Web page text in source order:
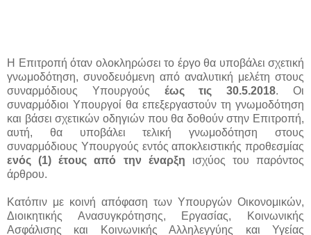
Η Επιτροπή όταν ολοκληρώσει το έργο θα υποβάλει σχετική
γνωμοδότηση, συνοδευόμενη από αναλυτική μελέτη στους
συναρμόδιους Υπουργούς έως τις 30.5.2018. Οι
συναρμόδιοι Υπουργοί θα επεξεργαστούν τη γνωμοδότηση
και βάσει σχετικών οδηγιών που θα δοθούν στην Επιτροπή,
αυτή, θα υποβάλει τελική γνωμοδότηση στους
συναρμόδιους Υπουργούς εντός αποκλειστικής προθεσμίας
ενός (1) έτους από την έναρξη ισχύος του παρόντος
άρθρου.
Κατόπιν με κοινή απόφαση των Υπουργών Οικονομικών,
Διοικητικής Ανασυγκρότησης, Εργασίας, Κοινωνικής
Ασφάλισης και Κοινωνικής Αλληλεγγύης και Υγείας